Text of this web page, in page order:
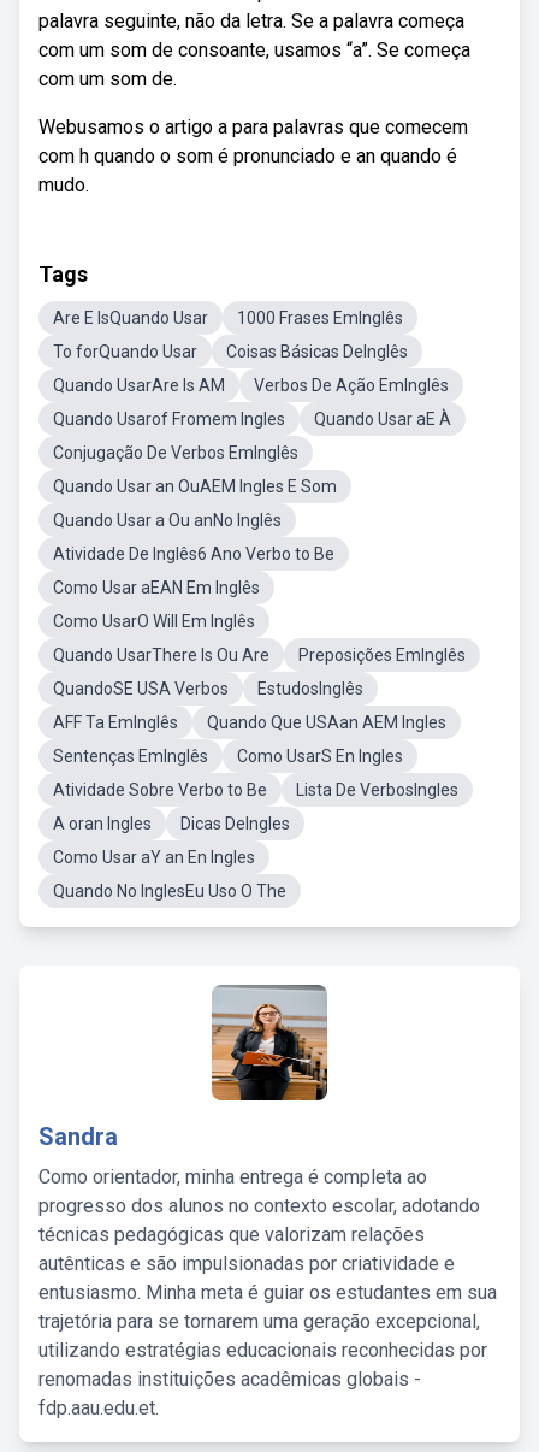
palavra seguinte, não da letra. Se a palavra começa
com um som de consoante, usamos “a”. Se começa
com um som de.
Webusamos o artigo a para palavras que comecem
com h quando o som é pronunciado e an quando é
mudo.
Tags
Are E IsQuando Usar
1000 Frases EmInglês
To forQuando Usar
Coisas Básicas DeInglês
Quando UsarAre Is AM
Verbos De Ação EmInglês
Quando Usarof Fromem Ingles
Quando Usar aE À
Conjugação De Verbos EmInglês
Quando Usar an OuAEM Ingles E Som
Quando Usar a Ou anNo Inglês
Atividade De Inglês6 Ano Verbo to Be
Como Usar aEAN Em Inglês
Como UsarO Will Em Inglês
Quando UsarThere Is Ou Are
Preposições EmInglês
QuandoSE USA Verbos
EstudosInglês
AFF Ta EmInglês
Quando Que USAan AEM Ingles
Sentenças EmInglês
Como UsarS En Ingles
Atividade Sobre Verbo to Be
Lista De VerbosIngles
A oran Ingles
Dicas DeIngles
Como Usar aY an En Ingles
Quando No InglesEu Uso O The
Sandra
Como orientador, minha entrega é completa ao
progresso dos alunos no contexto escolar, adotando
técnicas pedagógicas que valorizam relações
autênticas e são impulsionadas por criatividade e
entusiasmo. Minha meta é guiar os estudantes em sua
trajetória para se tornarem uma geração excepcional,
utilizando estratégias educacionais reconhecidas por
renomadas instituições acadêmicas globais -
fdp.aau.edu.et.